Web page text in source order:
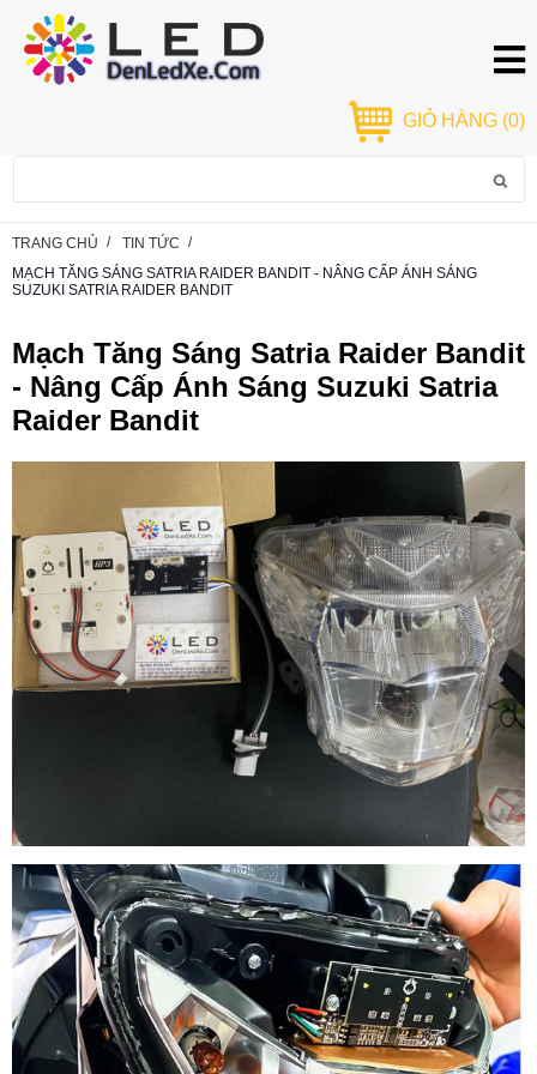
GIỎ HÀNG (0)
TRANG CHỦ
TIN TỨC
MẠCH TĂNG SÁNG SATRIA RAIDER BANDIT - NÂNG CẤP ÁNH SÁNG
SUZUKI SATRIA RAIDER BANDIT
Mạch Tăng Sáng Satria Raider Bandit
- Nâng Cấp Ánh Sáng Suzuki Satria
Raider Bandit